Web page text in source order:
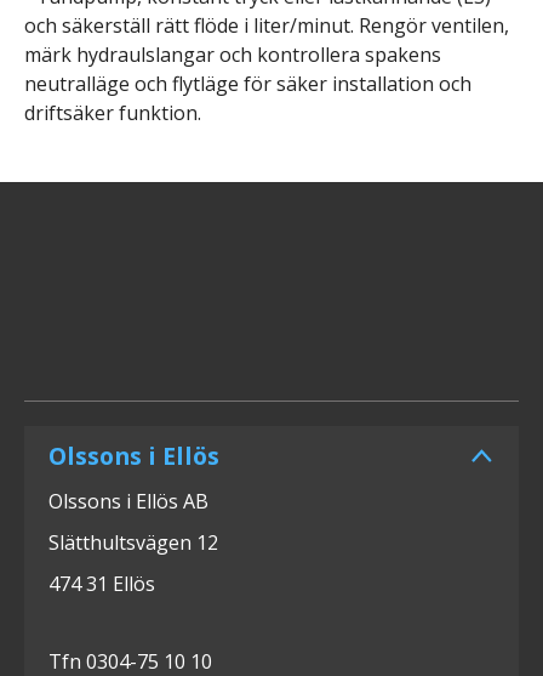
och säkerställ rätt flöde i liter/minut. Rengörventilen,
märk hydraulslangar och kontrollera spakens
neutralläge och flytläge för säker installation och
driftsäker funktion.
Olssons i Ellös
Olssons i Ellös AB
Slätthultsvägen 12
474 31 Ellös
Tfn 0304-75 10 10